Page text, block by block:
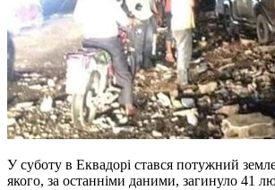
У суботу в Еквадорі стався потужний
якого, за останніми даними, загинуло 41